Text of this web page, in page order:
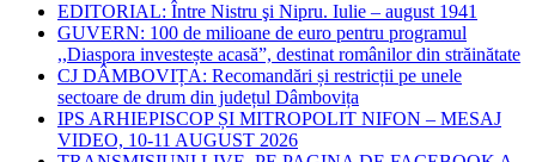
EDITORIAL: Între Nistru şi Nipru. Iulie – august 1941
GUVERN: 100 de milioane de euro pentru programul
,,Diaspora investește acasă”, destinat românilor din străinătate
CJ DÂMBOVIȚA: Recomandări și restricții pe unele
sectoare de drum din județul Dâmbovița
IPS ARHIEPISCOP ȘI MITROPOLIT NIFON – MESAJ
VIDEO, 10-11 AUGUST 2026